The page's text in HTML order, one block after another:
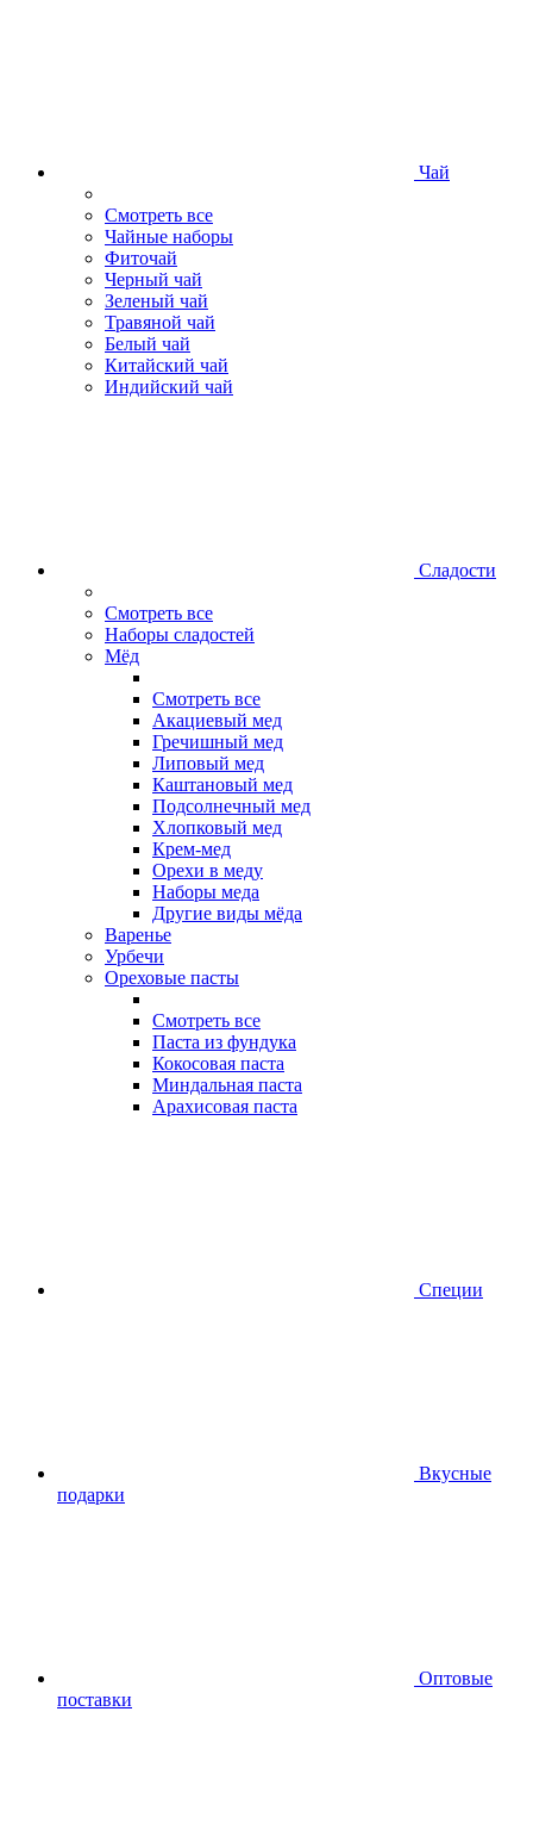
Чай
Смотреть все
Чайные наборы
Фиточай
Черный чай
Зеленый чай
Травяной чай
Белый чай
Китайский чай
Индийский чай
Сладости
Смотреть все
Наборы сладостей
Мёд
Смотреть все
Акациевый мед
Гречишный мед
Липовый мед
Каштановый мед
Подсолнечный мед
Хлопковый мед
Крем-мед
Орехи в меду
Наборы меда
Другие виды мёда
Варенье
Урбечи
Ореховые пасты
Смотреть все
Паста из фундука
Кокосовая паста
Миндальная паста
Арахисовая паста
Специи
Вкусные
подарки
Оптовые
поставки